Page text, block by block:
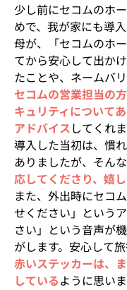
少し前にセコムのホ
めで、我が家にも導
母が、「セコムのホ
てから安心して出か
たことや、ネームバ
セコムの営業担当の
キュリティについて
アドバイスしてくれま
導入した当初は、慣
ありましたが、そん
応してくださり、嬉し
また、外出時にセコ
せください」という
さい」という音声が
がします。安心して
赤いステッカーは、
しているように思いま